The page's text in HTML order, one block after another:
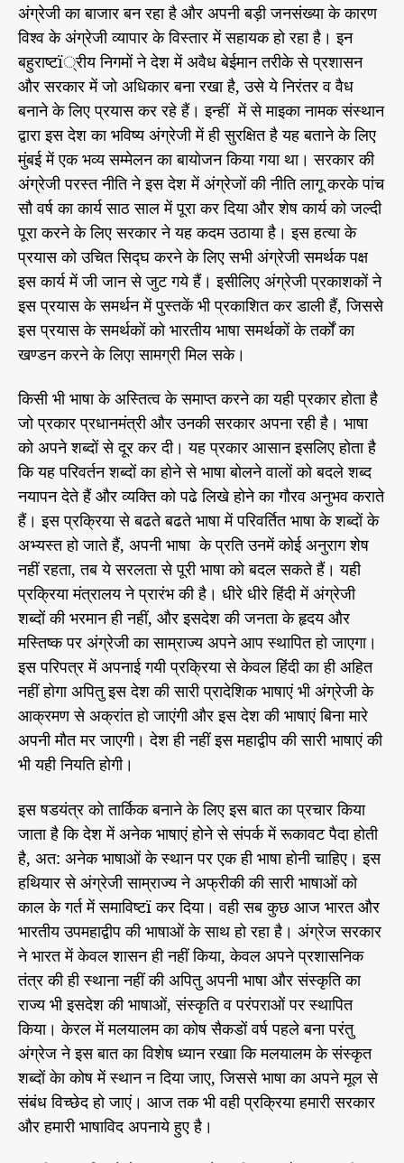
अंग्रेजी का बाजार बन रहा है और अपनी बड़ी जनसंख्या के कारण
विश्व के अंग्रेजी व्यापार के विस्तार में सहायक हो रहा है। इन
बहुराष्टï्रीय निगमों ने देश में अवैध बेईमान तरीके से प्रशासन
और सरकार में जो अधिकार बना रखा है, उसे ये निरंतर व वैध
बनाने के लिए प्रयास कर रहे हैं। इन्हीं में से माइका नामक संस्थान
द्वारा इस देश का भविष्य अंग्रेजी में ही सुरक्षित है यह बताने के लिए
मुंबई में एक भव्य सम्मेलन का बायोजन किया गया था। सरकार की
अंग्रेजी परस्त नीति ने इस देश में अंग्रेजों की नीति लागू करके पांच
सौ वर्ष का कार्य साठ साल में पूरा कर दिया और शेष कार्य को जल्दी
पूरा करने के लिए सरकार ने यह कदम उठाया है। इस हत्या के
प्रयास को उचित सिद्घ करने के लिए सभी अंग्रेजी समर्थक पक्ष
इस कार्य में जी जान से जुट गये हैं। इसीलिए अंग्रेजी प्रकाशकों ने
इस प्रयास के समर्थन में पुस्तकें भी प्रकाशित कर डाली हैं, जिससे
इस प्रयास के समर्थकों को भारतीय भाषा समर्थकों के तर्कों का
खण्डन करने के लिएा सामग्री मिल सके।
किसी भी भाषा के अस्तित्व के समाप्त करने का यही प्रकार होता है
जो प्रकार प्रधानमंत्री और उनकी सरकार अपना रही है। भाषा
को अपने शब्दों से दूर कर दी। यह प्रकार आसान इसलिए होता है
कि यह परिवर्तन शब्दों का होने से भाषा बोलने वालों को बदले शब्द
नयापन देते हैं और व्यक्ति को पढे लिखे होने का गौरव अनुभव कराते
हैं। इस प्रक्रिया से बढते बढते भाषा में परिवर्तित भाषा के शब्दों के
अभ्यस्त हो जाते हैं, अपनी भाषा के प्रति उनमें कोई अनुराग शेष
नहीं रहता, तब ये सरलता से पूरी भाषा को बदल सकते हैं। यही
प्रक्रिया मंत्रालय ने प्रारंभ की है। धीरे धीरे हिंदी में अंग्रेजी
शब्दों की भरमान ही नहीं, और इसदेश की जनता के हृदय और
मस्तिष्क पर अंग्रेजी का साम्राज्य अपने आप स्थापित हो जाएगा।
इस परिपत्र में अपनाई गयी प्रक्रिया से केवल हिंदी का ही अहित
नहीं होगा अपितु इस देश की सारी प्रादेशिक भाषाएं भी अंग्रेजी के
आक्रमण से अक्रांत हो जाएंगी और इस देश की भाषाएं बिना मारे
अपनी मौत मर जाएगी। देश ही नहीं इस महाद्वीप की सारी भाषाएं की
भी यही नियति होगी।
इस षडयंत्र को तार्किक बनाने के लिए इस बात का प्रचार किया
जाता है कि देश में अनेक भाषाएं होने से संपर्क में रूकावट पैदा होती
है, अत: अनेक भाषाओं के स्थान पर एक ही भाषा होनी चाहिए। इस
हथियार से अंग्रेजी साम्राज्य ने अफ्रीकी की सारी भाषाओं को
काल के गर्त में समाविष्टï कर दिया। वही सब कुछ आज भारत और
भारतीय उपमहाद्वीप की भाषाओं के साथ हो रहा है। अंग्रेज सरकार
ने भारत में केवल शासन ही नहीं किया, केवल अपने प्रशासनिक
तंत्र की ही स्थाना नहीं की अपितु अपनी भाषा और संस्कृति का
राज्य भी इसदेश की भाषाओं, संस्कृति व परंपराओं पर स्थापित
किया। केरल में मलयालम का कोष सैकडों वर्ष पहले बना परंतु
अंग्रेज ने इस बात का विशेष ध्यान रखाा कि मलयालम के संस्कृत
शब्दों केा कोष में स्थान न दिया जाए, जिससे भाषा का अपने मूल से
संबंध विच्छेद हो जाएं। आज तक भी वही प्रक्रिया हमारी सरकार
और हमारी भाषाविद अपनाये हुए है।